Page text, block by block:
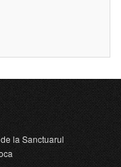
la Sanctuarul